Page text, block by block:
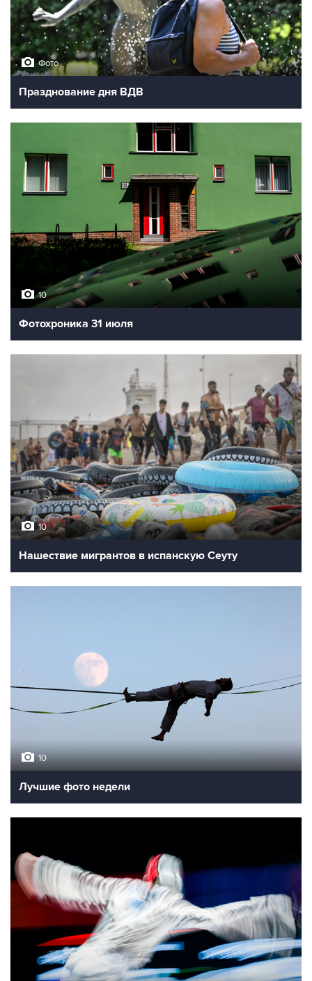
Фото
Празднование дня ВДВ
10
Фотохроника 31 июля
10
Нашествие мигрантов в испанскую Сеуту
10
Лучшие фото недели